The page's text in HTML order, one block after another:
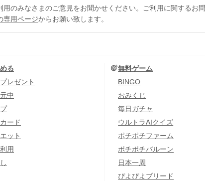
用のみなさまのご意見をお聞かせください。ご利用に関するお問
専用ページからお願い致します。
る
レゼント
中
ード
ット
用
無料ゲーム
BINGO
おみくじ
毎日ガチャ
ウルトラAIクイズ
ポチポチファーム
ポチポチバルーン
日本一周
ぴよぴよブリード